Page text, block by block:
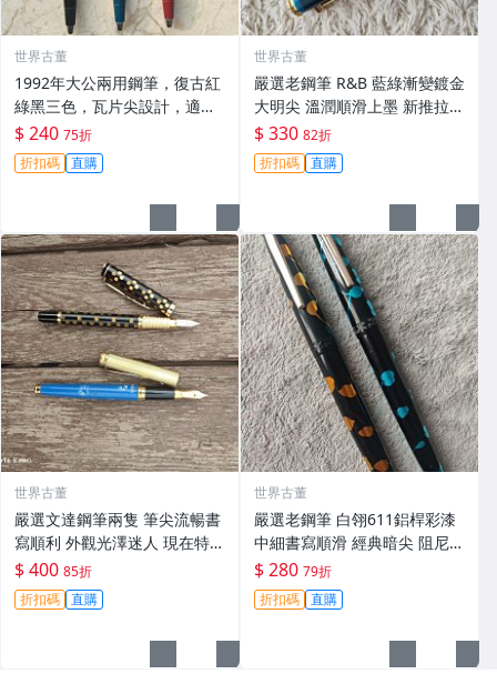
世界古董
1992年大公兩用鋼筆，復古紅
綠黑三色，瓦片尖設計，適合
練字與日用收藏。 92年 大公
鎖金筆
$ 240 75折
折扣碼 直購
世界古董
嚴選老鋼筆 R&B 藍綠漸變鍍金
大明尖 溫潤順滑上墨 新推拉器
手感佳 庫存美態 久經典藏 藍
綠鋼筆 大明尖 鉛筆芯
$ 330 82折
折扣碼 直購
世界古董
嚴選文達鋼筆兩隻 筆尖流暢書
寫順利 外觀光澤迷人 現在特價
sale 收藏佳品 文房用具 字寫
具
$ 400 85折
折扣碼 直購
世界古董
嚴選老鋼筆 白翎611鋁桿彩漆
中細書寫順滑 經典暗尖 阻尼設
計 各式用筆推薦 輕鬆練字寫作
業 白翎611 大眾書寫 人氣鋼筆
暗尖鋼筆 練字作業
$ 280 79折
折扣碼 直購